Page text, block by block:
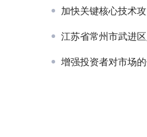
加快关键核心技术
江苏省常州市武进区
增强投资者对市场